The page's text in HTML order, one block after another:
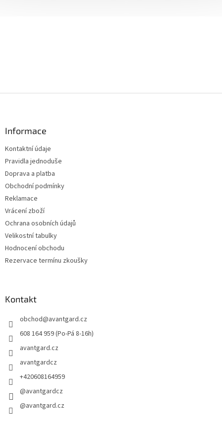
Informace
Kontaktní údaje
Pravidla jednoduše
Doprava a platba
Obchodní podmínky
Reklamace
Vrácení zboží
Ochrana osobních údajů
Velikostní tabulky
Hodnocení obchodu
Rezervace termínu zkoušky
Kontakt
obchod@avantgard.cz
608 164 959 (Po-Pá 8-16h)
avantgard.cz
avantgardcz
+420608164959
@avantgardcz
@avantgard.cz